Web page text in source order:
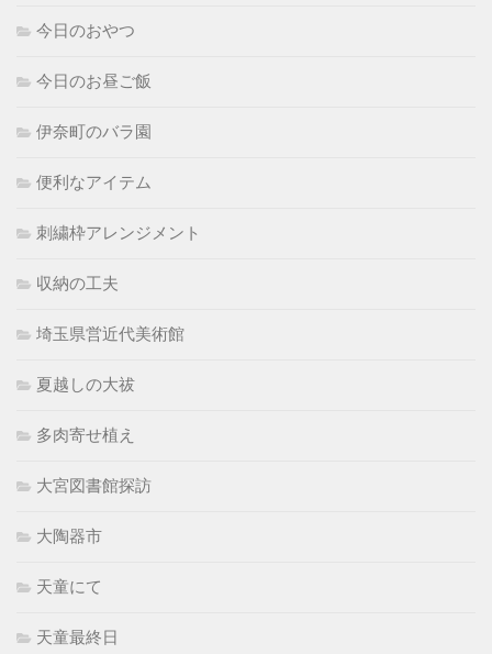
今日のおやつ
今日のお昼ご飯
伊奈町のバラ園
便利なアイテム
刺繍枠アレンジメント
収納の工夫
埼玉県営近代美術館
夏越しの大祓
多肉寄せ植え
大宮図書館探訪
大陶器市
天童にて
天童最終日